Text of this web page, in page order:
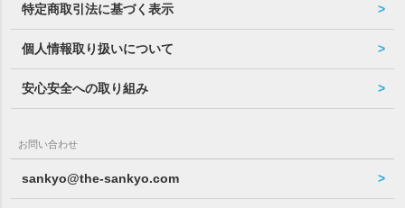
特定商取引法に基づく表示
個人情報取り扱いについて
安心安全への取り組み
お問い合わせ
sankyo@the-sankyo.com